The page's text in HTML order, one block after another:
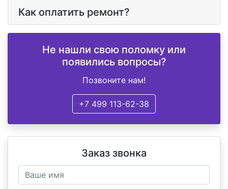
Как оплатить ремонт?
Не нашли свою поломку или
появились вопросы?
Позвоните нам!
+7 499 113-62-38
Заказ звонка